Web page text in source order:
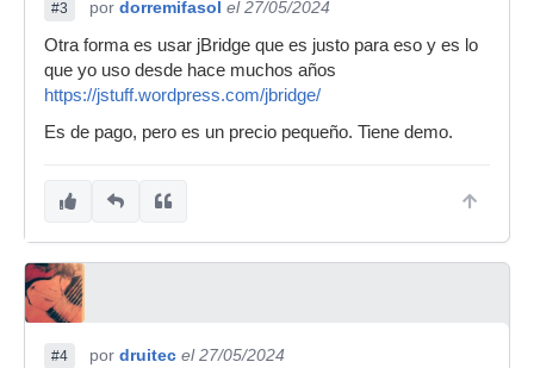
#3 por dorremifasol el 27/05/2024
Otra forma es usar jBridge que es justo para eso y es lo
que yo uso desde hace muchos años
https://jstuff.wordpress.com/jbridge/
Es de pago, pero es un precio pequeño. Tiene demo.
#4 por druitec el 27/05/2024